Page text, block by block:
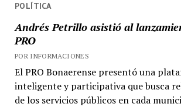
POLÍTICA
Andrés Petrillo asistió al
PRO
POR INFORMACIONES
El PRO Bonaerense presentó una
inteligente y participativa que busca
de los servicios públicos en cada